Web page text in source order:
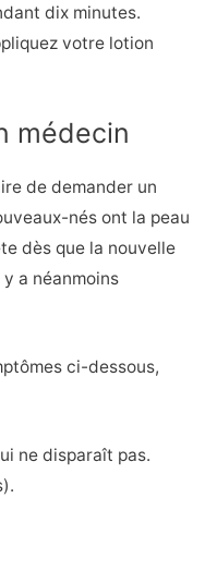
dix minutes.
votre lotion
médecin
de demander un
nés ont la peau
dès que la nouvelle
a néanmoins
ci-dessous,
ne disparaît pas.